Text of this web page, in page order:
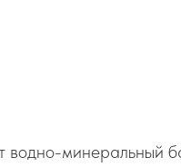
водно-минеральный